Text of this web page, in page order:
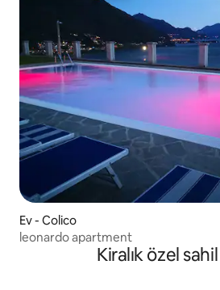
Ev - Colico
leonardo apartment
Kiralık özel